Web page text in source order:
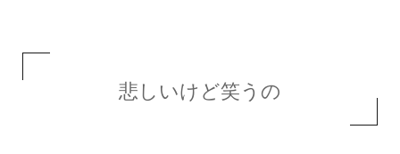
悲しいけど笑うの